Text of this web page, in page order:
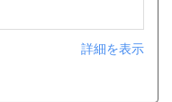
詳細を表示